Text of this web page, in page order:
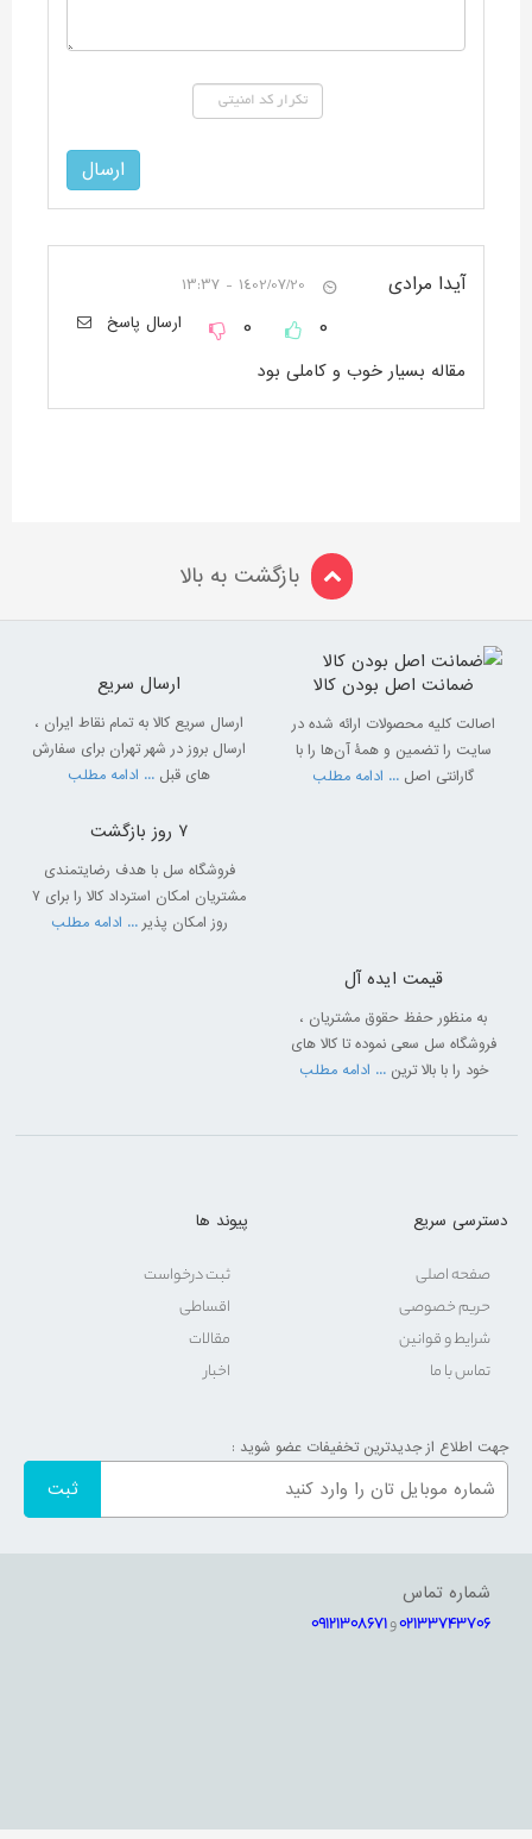
آیدا مرادی
ارسال پاسخ
0 0
مقاله بسیار خوب و کاملی بود
بازگشت به بالا
ضمانت اصل بودن کالا
اصالت کلیه محصولات ارائه شده در
سایت را تضمین و همۀ آن‌ها را با
گارانتی اصل ... ادامه مطلب
ارسال سریع
ارسال سریع کالا به تمام نقاط ایران ،
ارسال بروز در شهر تهران برای سفارش
های قبل ... ادامه مطلب
7 روز بازگشت
فروشگاه سل با هدف رضایتمندی
مشتریان امکان استرداد کالا را برای 7
روز امکان پذیر... ادامه مطلب
قیمت ایده آل
به منظور حفظ حقوق مشتریان ،
فروشگاه سل سعی نموده تا کالا های
خود را با بالا ترین ... ادامه مطلب
دسترسی سریع
صفحه اصلی
حریم خصوصی
شرایط و قوانین
تماس با ما
پیوند ها
ثبت درخواست
اقساطی
مقالات
اخبار
جهت اطلاع از جدیدترین تخفیفات عضو شوید :
شماره تماس
02133743706و09121308671